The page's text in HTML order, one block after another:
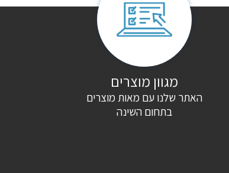
מגוון מוצרים
האתר שלנו עם מאות מוצרים
בתחום השינה